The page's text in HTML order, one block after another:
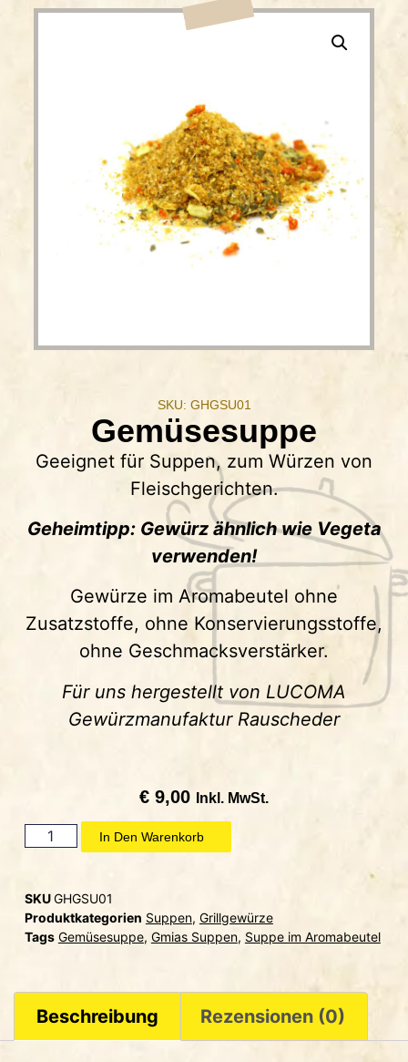
SKU: GHGSU01
Gemüsesuppe
Geeignet für Suppen, zum Würzen von
Fleischgerichten.
Geheimtipp: Gewürz ähnlich wie Vegeta
verwenden!
Gewürze im Aromabeutel ohne
Zusatzstoffe, ohne Konservierungsstoffe,
ohne Geschmacksverstärker.
Für uns hergestellt von LUCOMA
Gewürzmanufaktur Rauscheder
€ 9,00 Inkl. MwSt.
In Den Warenkorb
SKUGHGSU01
Produktkategorien Suppen, Grillgewürze
Tags Gemüsesuppe, Gmias Suppen, Suppe im Aromabeutel
Beschreibung Rezensionen (0)